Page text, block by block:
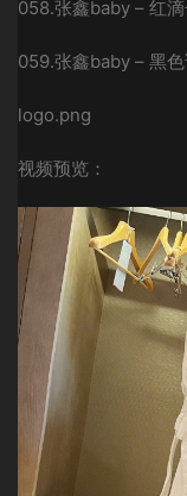
058.张鑫baby – 红
059.张鑫baby – 黑
logo.png
视频预览：